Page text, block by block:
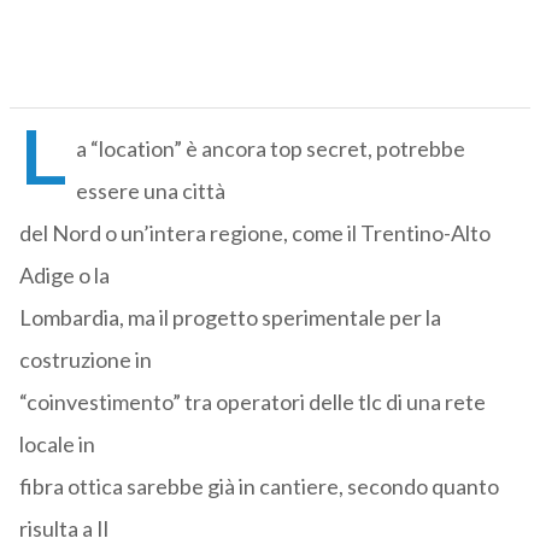
L a “location” è ancora top secret, potrebbe
essere una città
del Nord o un’intera regione, come il Trentino-Alto
Adige o la
Lombardia, ma il progetto sperimentale per la
costruzione in
“coinvestimento” tra operatori delle tlc di una rete
locale in
fibra ottica sarebbe già in cantiere, secondo quanto
risulta a Il